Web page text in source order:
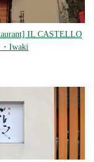
IL CASTELLO
・ Iwaki